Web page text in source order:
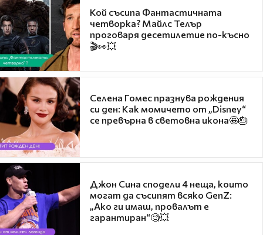
Кой съсипа Фантастичната
четворка? Майлс Телър
проговаря десетилетие по-късно
🎬👀💥
Селена Гомес празнува рождения
си ден: Как момичето от „Disney“
се превърна в световна икона🤩🎂
Джон Сина сподели 4 неща, които
могат да съсипят всяко GenZ:
„Ако ги имаш, провалът е
гарантиран“🧐💥